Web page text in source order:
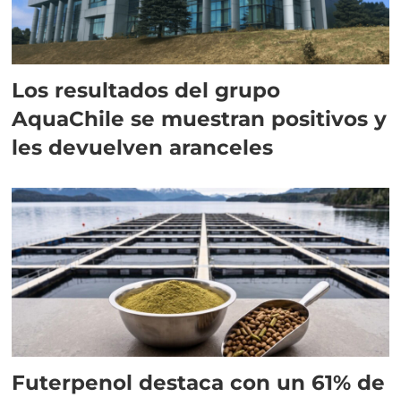
Los resultados del grupo
AquaChile se muestran positivos y
les devuelven aranceles
Futerpenol destaca con un 61% de